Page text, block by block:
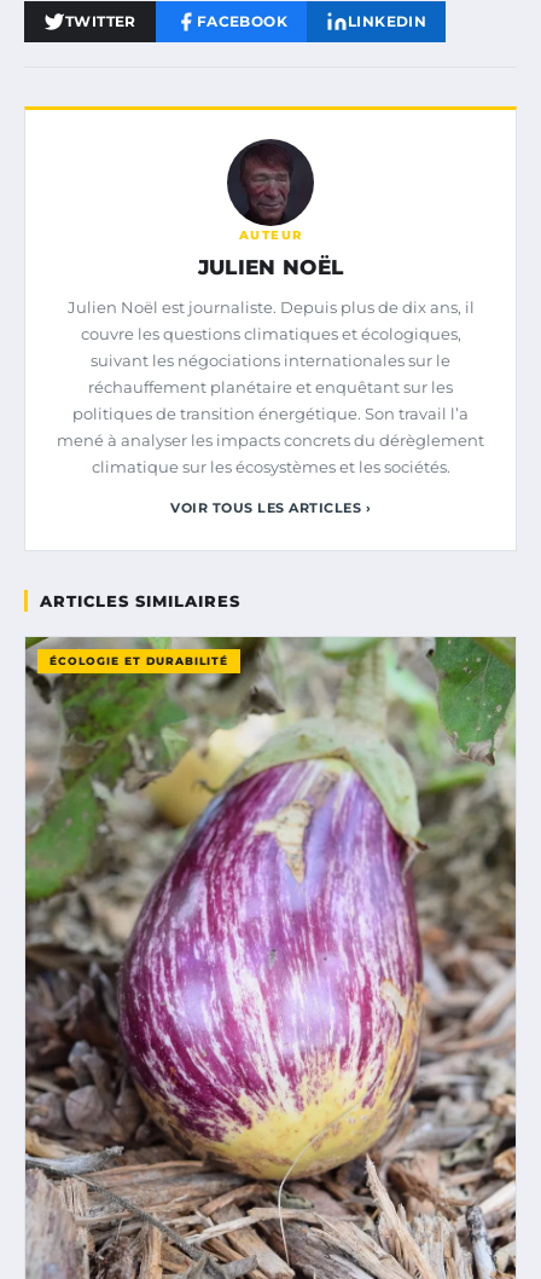
TWITTER FACEBOOK LINKEDIN
AUTEUR
JULIEN NOËL
Julien Noël est journaliste. Depuis plus de dix ans, il
couvre les questions climatiques et écologiques,
suivant les négociations internationales sur le
réchauffement planétaire et enquêtant sur les
politiques de transition énergétique. Son travail l’a
mené à analyser les impacts concrets du dérèglement
climatique sur les écosystèmes et les sociétés.
VOIR TOUS LES ARTICLES ›
ARTICLES SIMILAIRES
ÉCOLOGIE ET DURABILITÉ